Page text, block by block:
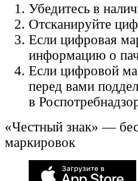
Убедитесь в
Отсканируйте
Если цифровая
информацию о
Если цифровой
перед вами
в
«Честный знак» —
маркировок